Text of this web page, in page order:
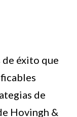
de éxito que
de
Hovingh &